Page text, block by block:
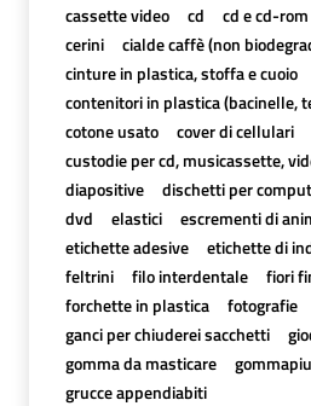
cassette video
cd cd e cd-rom
cerini
cialde caffè (non
cinture in plastica, stoffa e cuoio
contenitori in plastica (bacinelle,
cotone usato
cover di cellulari
custodie per cd, musicassette,
diapositive
dischetti per
dvd
elastici
escrementi di
etichette adesive
etichette di
feltrini
filo interdentale fiori
forchette in plastica
fotografie
ganci per chiuderei sacchetti
gomma da masticare
grucce appendiabiti